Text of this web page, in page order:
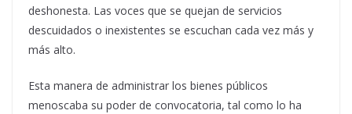
deshonesta. Las voces que se quejan de servicios
descuidados o inexistentes se escuchan cada vez más y
más alto.
Esta manera de administrar los bienes públicos
menoscaba su poder de convocatoria, tal como lo ha